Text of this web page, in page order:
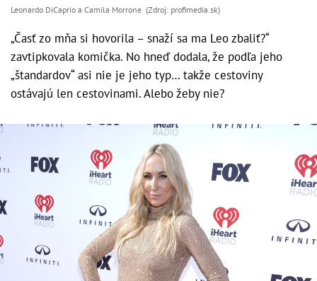
Leonardo DiCaprio a Camila Morrone (Zdroj: profimedia.sk)
„Časť zo mňa si hovorila – snaží sa ma Leo zbaliť?“
zavtipkovala komička. No hneď dodala, že podľa jeho
„štandardov“ asi nie je jeho typ… takže cestoviny
ostávajú len cestovinami. Alebo žeby nie?